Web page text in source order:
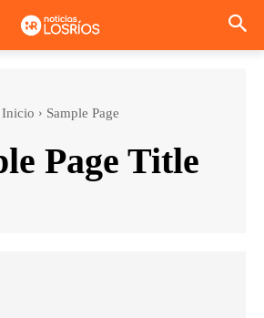
Inicio Sample Page
Page Title